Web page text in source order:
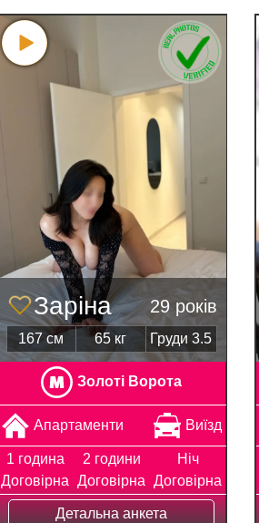
Заріна 29 років
167 см 65 кг Груди 3.5
Золоті Ворота
Апартаменти Виїзд
1 година
Договірна
2 години
Договірна
Ніч
Договірна
Детальна анкета